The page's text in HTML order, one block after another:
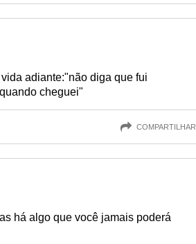
adiante:"não diga que fui
cheguei"
COMPARTILHAR
há algo que você jamais poderá